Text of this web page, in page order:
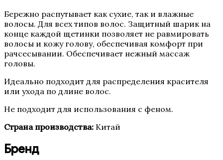
Бережно распутывает как сухие, так и влажные
волосы. Для всех типов волос. Защитный шарик на
конце каждой щетинки позволяет не равмировать
волосы и кожу голову, обеспечивая комфорт при
рачсесывании. Обеспечивает нежный массаж
головы.
Идеально подходит для распределения красителя
или ухода по длине волос.
Не подходит для использования с феном.
Страна производства: Китай
Бренд